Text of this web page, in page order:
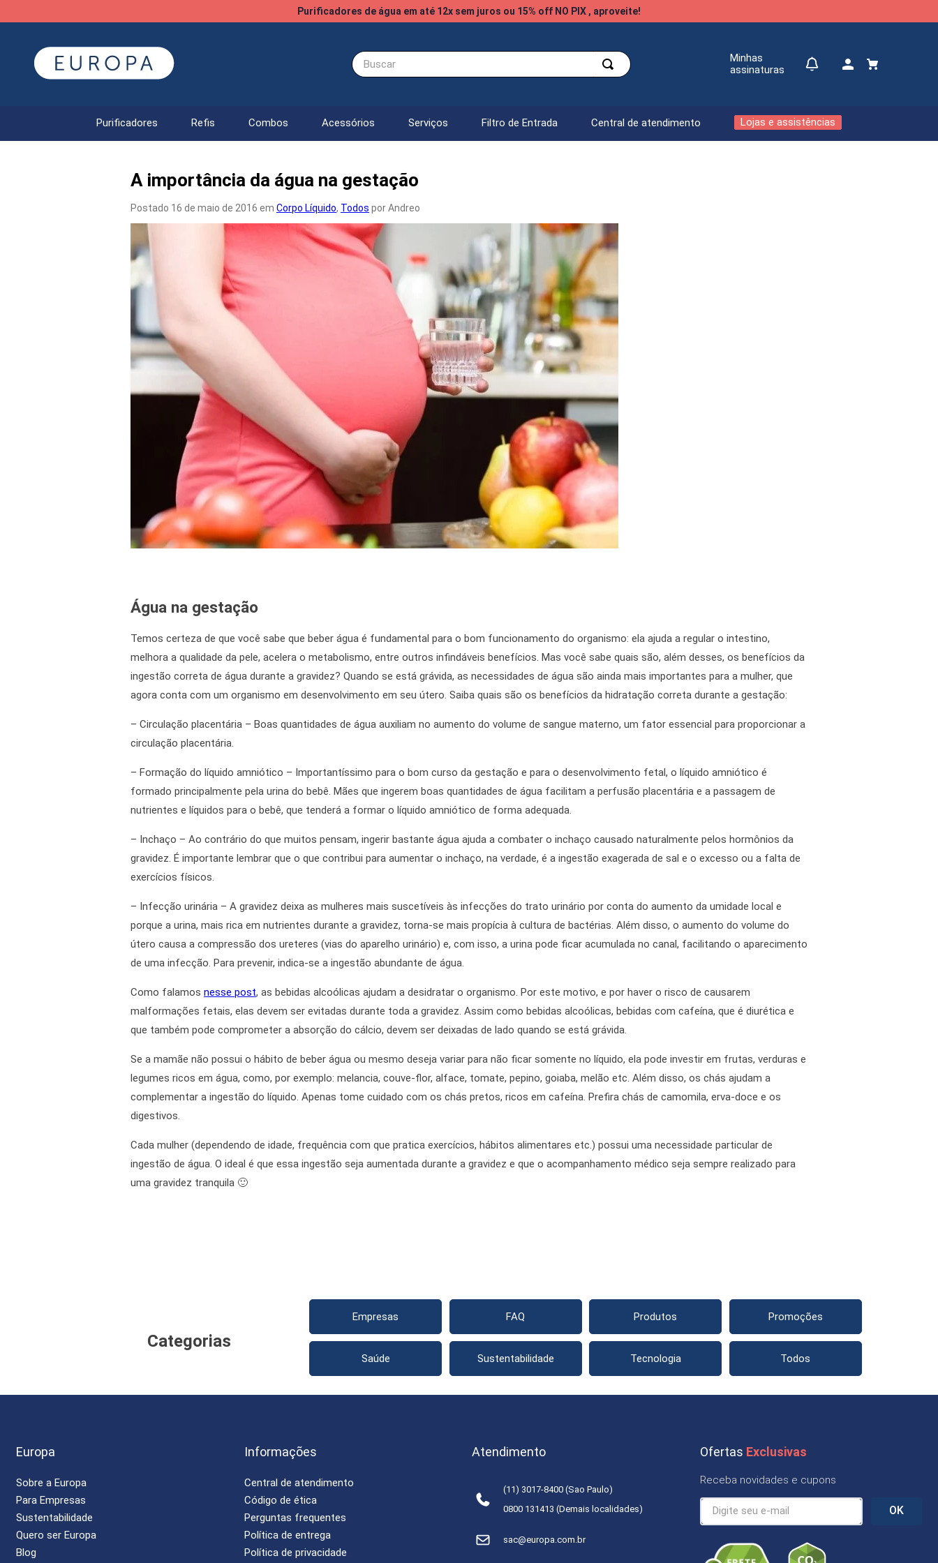
Purificadores de água em até 12x sem juros ou 15% off NO PIX , aproveite!
Buscar
Minhas
assinaturas
Purificadores Refis Combos Acessórios Serviços Filtro de Entrada Central de atendimento Lojas e assistências
A importância da água na gestação
Postado 16 de maio de 2016 em Corpo Líquido, Todos por Andreo
Água na gestação
Temos certeza de que você sabe que beber água é fundamental para o bom funcionamento do organismo: ela ajuda a regular o intestino,
melhora a qualidade da pele, acelera o metabolismo, entre outros infindáveis benefícios. Mas você sabe quais são, além desses, os benefícios da
ingestão correta de água durante a gravidez? Quando se está grávida, as necessidades de água são ainda mais importantes para a mulher, que
agora conta com um organismo em desenvolvimento em seu útero. Saiba quais são os benefícios da hidratação correta durante a gestação:
– Circulação placentária – Boas quantidades de água auxiliam no aumento do volume de sangue materno, um fator essencial para proporcionar a
circulação placentária.
– Formação do líquido amniótico – Importantíssimo para o bom curso da gestação e para o desenvolvimento fetal, o líquido amniótico é
formado principalmente pela urina do bebê. Mães que ingerem boas quantidades de água facilitam a perfusão placentária e a passagem de
nutrientes e líquidos para o bebê, que tenderá a formar o líquido amniótico de forma adequada.
– Inchaço – Ao contrário do que muitos pensam, ingerir bastante água ajuda a combater o inchaço causado naturalmente pelos hormônios da
gravidez. É importante lembrar que o que contribui para aumentar o inchaço, na verdade, é a ingestão exagerada de sal e o excesso ou a falta de
exercícios físicos.
– Infecção urinária – A gravidez deixa as mulheres mais suscetíveis às infecções do trato urinário por conta do aumento da umidade local e
porque a urina, mais rica em nutrientes durante a gravidez, torna-se mais propícia à cultura de bactérias. Além disso, o aumento do volume do
útero causa a compressão dos ureteres (vias do aparelho urinário) e, com isso, a urina pode ficar acumulada no canal, facilitando o aparecimento
de uma infecção. Para prevenir, indica-se a ingestão abundante de água.
Como falamos nesse post, as bebidas alcoólicas ajudam a desidratar o organismo. Por este motivo, e por haver o risco de causarem
malformações fetais, elas devem ser evitadas durante toda a gravidez. Assim como bebidas alcoólicas, bebidas com cafeína, que é diurética e
que também pode comprometer a absorção do cálcio, devem ser deixadas de lado quando se está grávida.
Se a mamãe não possui o hábito de beber água ou mesmo deseja variar para não ficar somente no líquido, ela pode investir em frutas, verduras e
legumes ricos em água, como, por exemplo: melancia, couve-flor, alface, tomate, pepino, goiaba, melão etc. Além disso, os chás ajudam a
complementar a ingestão do líquido. Apenas tome cuidado com os chás pretos, ricos em cafeína. Prefira chás de camomila, erva-doce e os
digestivos.
Cada mulher (dependendo de idade, frequência com que pratica exercícios, hábitos alimentares etc.) possui uma necessidade particular de
ingestão de água. O ideal é que essa ingestão seja aumentada durante a gravidez e que o acompanhamento médico seja sempre realizado para
uma gravidez tranquila 🙂
Categorias
Empresas FAQ Produtos Promoções
Saúde Sustentabilidade Tecnologia Todos
Europa
Sobre a Europa
Para Empresas
Sustentabilidade
Quero ser Europa
Blog
Informações
Central de atendimento
Código de ética
Perguntas frequentes
Política de entrega
Política de privacidade
Atendimento
(11) 3017-8400 (Sao Paulo)
0800 131413 (Demais localidades)
sac@europa.com.br
Ofertas Exclusivas
Receba novidades e cupons
OK